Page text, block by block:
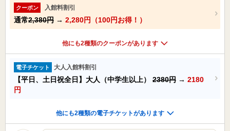
クーポン 入館料割引
通常2,380円 → 2,280円（100円お得！）
他にも2種類のクーポンがあります
電子チケット 大人入館料割引
【平日、土日祝全日】大人（中学生以上） 2380円 → 2180
円
他にも2種類の電子チケットがあります